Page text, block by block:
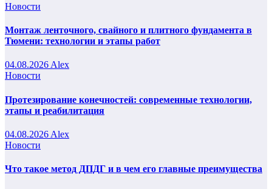
Новости
Монтаж ленточного, свайного и плитного фундамента в
Тюмени: технологии и этапы работ
04.08.2026 Alex
Новости
Протезирование конечностей: современные технологии,
этапы и реабилитация
04.08.2026 Alex
Новости
Что такое метод ДПДГ и в чем его главные преимущества